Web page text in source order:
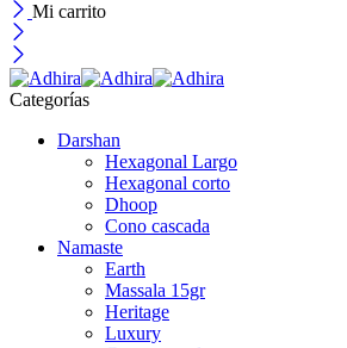
Mi carrito
Categorías
Darshan
Hexagonal Largo
Hexagonal corto
Dhoop
Cono cascada
Namaste
Earth
Massala 15gr
Heritage
Luxury